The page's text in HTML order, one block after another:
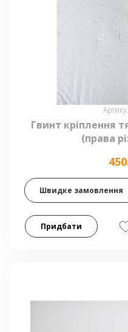
Гвинт кріплення
(права
Швидке замовлення
Придбати